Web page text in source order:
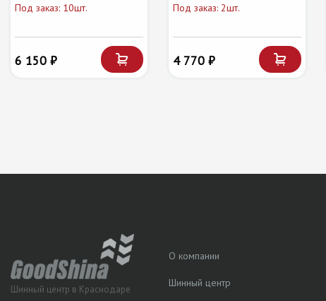
Под заказ: 10шт.
6 150 ₽
Под заказ: 2шт.
4 770 ₽
Шинный центр в Краснодаре
О компании
Шинный центр